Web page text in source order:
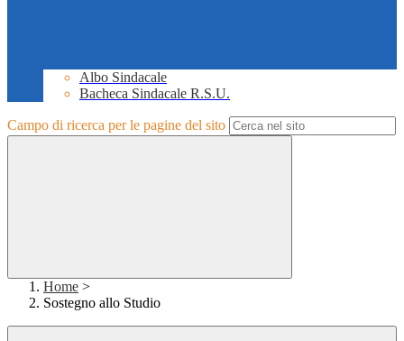
Albo Sindacale
Bacheca Sindacale R.S.U.
Campo di ricerca per le pagine del sito
Home >
Sostegno allo Studio